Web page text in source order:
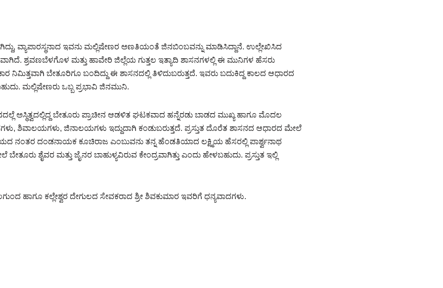
ವ್ಯಾಪಾರಸ್ಥನಾದ ಇವನು ಮಲ್ಲಿಷೇಣರ ಅಣತಿಯಂತೆ ಜಿನಬಿಂಬವನ್ನು ಮಾಡಿಸಿದ್ದಾನೆ. ಉಲ್ಲೇಖಿಸಿದ
ಶ್ರವಣಬೆಳಗೊಳ ಮತ್ತು ಹಾವೇರಿ ಜಿಲ್ಲೆಯ ಗುತ್ತಲ ಇತ್ಯಾದಿ ಶಾಸನಗಳಲ್ಲಿ ಈ ಮುನಿಗಳ ಹೆಸರು
ನಿಮಿತ್ತವಾಗಿ ಬೇತೂರಿಗೂ ಬಂದಿದ್ದು ಈ ಶಾಸನದಲ್ಲಿ ತಿಳಿದುಬರುತ್ತದೆ. ಇವರು ಬದುಕಿದ್ದ ಕಾಲದ ಆಧಾರದ
ಮಲ್ಲಿಷೇಣರು ಒಬ್ಬ ಪ್ರಭಾವಿ ಜಿನಮುನಿ.
ಅಸ್ಥಿತ್ವದಲ್ಲಿದ್ದ ಬೇತೂರು ಪ್ರಾಚೀನ ಆಡಳಿತ ಘಟಕವಾದ ಹನ್ನೆರಡು ಬಾಡದ ಮುಖ್ಯ ಹಾಗೂ ಮೊದಲ
ಶಿವಾಲಯಗಳು, ಜಿನಾಲಯಗಳು ಇದ್ದುದಾಗಿ ಕಂಡುಬರುತ್ತದೆ. ಪ್ರಸ್ತುತ ದೊರೆತ ಶಾಸನದ ಆಧಾರದ ಮೇಲೆ
ನಂತರ ದಂಡನಾಯಕ ಕೂಚಿರಾಜ ಎಂಬುವನು ತನ್ನ ಹೆಂಡತಿಯಾದ ಲಕ್ಷ್ಮಿಯ ಹೆಸರಲ್ಲಿ ಪಾರ್ಶ್ವನಾಥ
ಶೈವರ ಮತ್ತು ಜೈನರ ಬಾಹುಳ್ಯವಿರುವ ಕೇಂದ್ರವಾಗಿತ್ತು ಎಂದು ಹೇಳಬಹುದು. ಪ್ರಸ್ತುತ ಇಲ್ಲಿ
ಹಾಗೂ ಕಲ್ಲೇಶ್ವರ ದೇಗುಲದ ಸೇವಕರಾದ ಶ್ರೀ ಶಿವಕುಮಾರ ಇವರಿಗೆ ಧನ್ಯವಾದಗಳು.